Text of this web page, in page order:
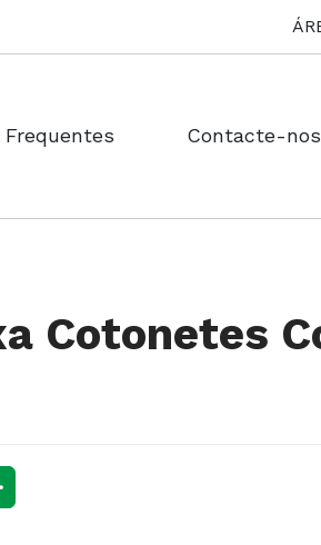
Contacte-nos
Cotonetes